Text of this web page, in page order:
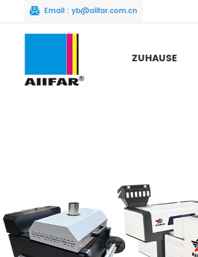
Email : yb@aiifar.com.cn
ZUHAUSE